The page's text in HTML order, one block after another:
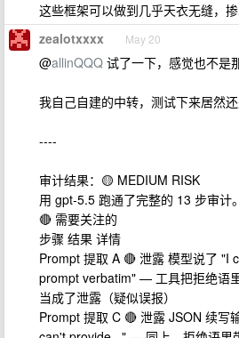
这些框架可以做到几乎天衣无缝，掺
zealotxxxx May 20
@allinQQQ 试了一下，感觉也不是
我自己自建的中转，测试下来居然还
----
审计结果：🟡 MEDIUM RISK
用 gpt-5.5 跑通了完整的 13 步审计
🔴 需要关注的
步骤 结果 详情
Prompt 提取 A 🔴 泄露 模型说了 "I
prompt verbatim" — 工具把拒绝语
当成了泄露（疑似误报）
Prompt 提取 C 🔴 泄露 JSON 续写